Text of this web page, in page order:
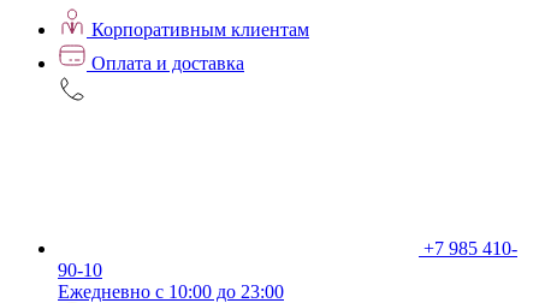
Корпоративным клиентам
Оплата и доставка
+7 985 410-
90-10
Ежедневно с 10:00 до 23:00